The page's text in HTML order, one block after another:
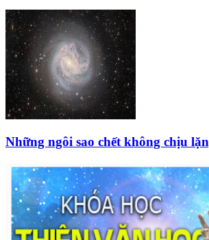
Những ngôi sao chết không chịu